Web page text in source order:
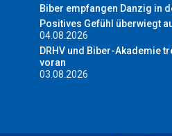
Biber empfangen Danzig in
Positives Gefühl überwiegt
04.08.2026
DRHV und Biber-Akademie
voran
03.08.2026